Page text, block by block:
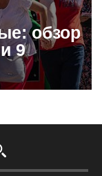
обзор
9